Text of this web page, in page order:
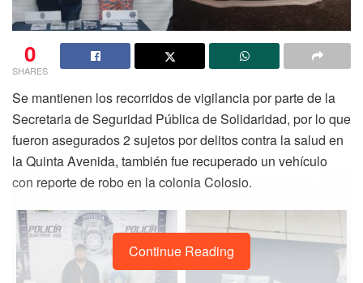
0
SHARES
Se mantienen los recorridos de vigilancia por parte de la
Secretaria de Seguridad Pública de Solidaridad, por lo que
fueron asegurados 2 sujetos por delitos contra la salud en
la Quinta Avenida, también fue recuperado un vehículo
con reporte de robo en la colonia Colosio.
Continue Reading